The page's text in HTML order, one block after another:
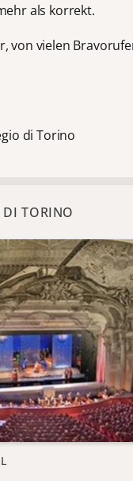
als korrekt.
von vielen
di Torino
DI TORINO